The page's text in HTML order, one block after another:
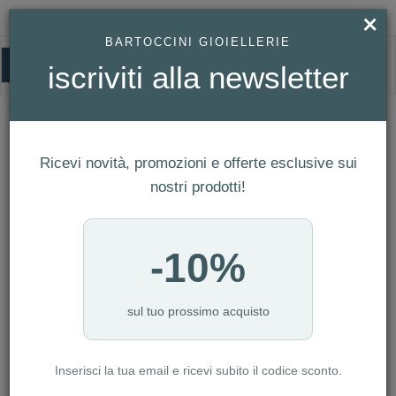
HOMEPAGE OROLOGIO FESTINA DONNA MADEMOISELLE REF. F20597/1
Orologio Festina Donna Mademoiselle
Ref. F20597/1
×
BARTOCCINI GIOIELLERIE
iscriviti alla newsletter
Ricevi novità, promozioni e offerte esclusive sui
nostri prodotti!
-10%
sul tuo prossimo acquisto
Inserisci la tua email e ricevi subito il codice sconto.